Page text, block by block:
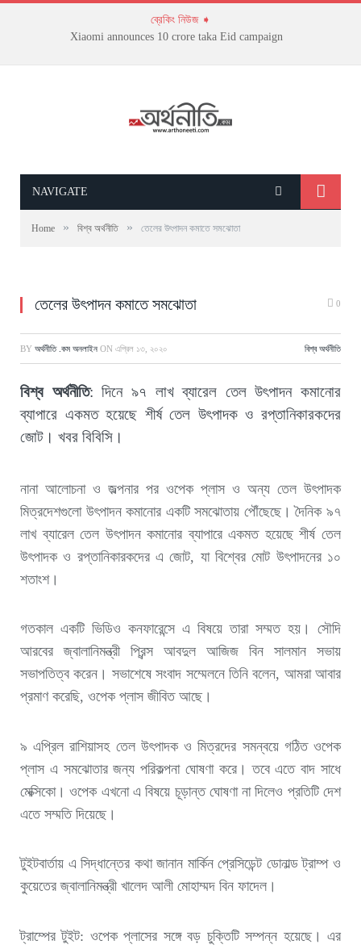
ব্রেকিং নিউজ ➧
Xiaomi announces 10 crore taka Eid campaign
NAVIGATE
Home » বিশ্ব অর্থনীতি » তেলের উৎপাদন কমাতে সমঝোতা
তেলের উৎপাদন কমাতে সমঝোতা 0
BY অর্থনীতি .কম অনলাইন ON এপ্রিল ১৩, ২০২০ বিশ্ব অর্থনীতি
বিশ্ব অর্থনীতি: দিনে ৯৭ লাখ ব্যারেল তেল উৎপাদন কমানোর
ব্যাপারে একমত হয়েছে শীর্ষ তেল উৎপাদক ও রপ্তানিকারকদের
জোট। খবর বিবিসি।
নানা আলোচনা ও জল্পনার পর ওপেক প্লাস ও অন্য তেল উৎপাদক
মিত্রদেশগুলো উৎপাদন কমানোর একটি সমঝোতায় পৌঁছেছে। দৈনিক ৯৭
লাখ ব্যারেল তেল উৎপাদন কমানোর ব্যাপারে একমত হয়েছে শীর্ষ তেল
উৎপাদক ও রপ্তানিকারকদের এ জোট, যা বিশ্বের মোট উৎপাদনের ১০
শতাংশ।
গতকাল একটি ভিডিও কনফারেন্সে এ বিষয়ে তারা সম্মত হয়। সৌদি
আরবের জ্বালানিমন্ত্রী প্রিন্স আবদুল আজিজ বিন সালমান সভায়
সভাপতিত্ব করেন। সভাশেষে সংবাদ সম্মেলনে তিনি বলেন, আমরা আবার
প্রমাণ করেছি, ওপেক প্লাস জীবিত আছে।
৯ এপ্রিল রাশিয়াসহ তেল উৎপাদক ও মিত্রদের সমন্বয়ে গঠিত ওপেক
প্লাস এ সমঝোতার জন্য পরিকল্পনা ঘোষণা করে। তবে এতে বাদ সাধে
মেক্সিকো। ওপেক এখনো এ বিষয়ে চূড়ান্ত ঘোষণা না দিলেও প্রতিটি দেশ
এতে সম্মতি দিয়েছে।
টুইটবার্তায় এ সিদ্ধান্তের কথা জানান মার্কিন প্রেসিডেন্ট ডোনাল্ড ট্রাম্প ও
কুয়েতের জ্বালানিমন্ত্রী খালেদ আলী মোহাম্মদ বিন ফাদেল।
ট্রাম্পের টুইট: ওপেক প্লাসের সঙ্গে বড় চুক্তিটি সম্পন্ন হয়েছে। এর